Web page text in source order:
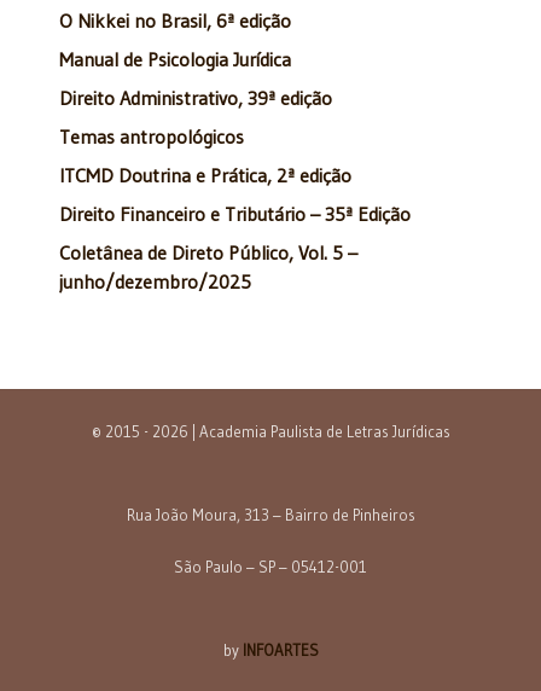
O Nikkei no Brasil, 6ª edição
Manual de Psicologia Jurídica
Direito Administrativo, 39ª edição
Temas antropológicos
ITCMD Doutrina e Prática, 2ª edição
Direito Financeiro e Tributário – 35ª Edição
Coletânea de Direto Público, Vol. 5 –
junho/dezembro/2025
© 2015 - 2026 | Academia Paulista de Letras Jurídicas
Rua João Moura, 313 – Bairro de Pinheiros
São Paulo – SP – 05412-001
by INFOARTES